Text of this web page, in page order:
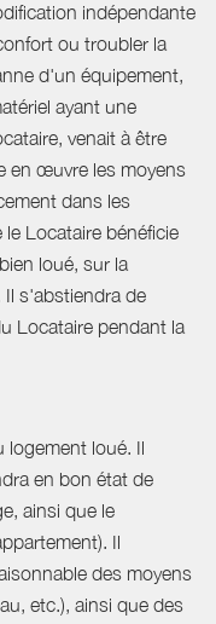
indépendante
ou troubler la
d'un équipement,
ayant une
venait à être
en œuvre les moyens
dans les
Locataire bénéficie
loué, sur la
Il s'abstiendra de
Locataire pendant la
logement loué. Il
en bon état de
ainsi que le
Il
des moyens
etc.), ainsi que des